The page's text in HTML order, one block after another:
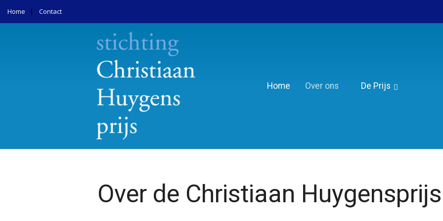
Home Contact
Home Over ons De Prijs
Over de Christiaan Huygensprijs